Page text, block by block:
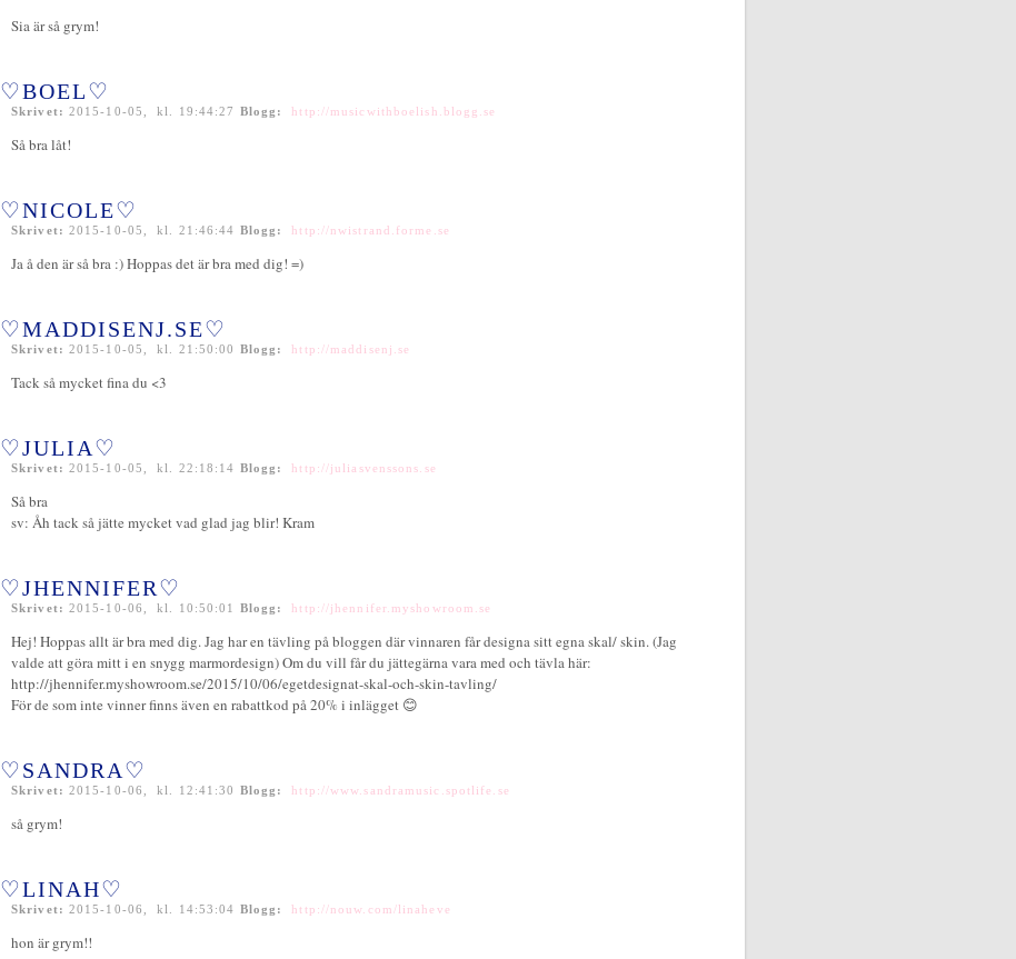
Sia är så grym!
♡BOEL♡
Skrivet: 2015-10-05, kl. 19:44:27 Blogg: http://musicwithboelish.blogg.se
Så bra låt!
♡NICOLE♡
Skrivet: 2015-10-05, kl. 21:46:44 Blogg: http://nwistrand.forme.se
Ja å den är så bra :) Hoppas det är bra med dig! =)
♡MADDISENJ.SE♡
Skrivet: 2015-10-05, kl. 21:50:00 Blogg: http://maddisenj.se
Tack så mycket fina du <3
♡JULIA♡
Skrivet: 2015-10-05, kl. 22:18:14 Blogg: http://juliasvenssons.se
Så bra
sv: Åh tack så jätte mycket vad glad jag blir! Kram
♡JHENNIFER♡
Skrivet: 2015-10-06, kl. 10:50:01 Blogg: http://jhennifer.myshowroom.se
Hej! Hoppas allt är bra med dig. Jag har en tävling på bloggen där vinnaren får designa sitt egna skal/ skin. (Jag
valde att göra mitt i en snygg marmordesign) Om du vill får du jättegärna vara med och tävla här:
http://jhennifer.myshowroom.se/2015/10/06/egetdesignat-skal-och-skin-tavling/
För de som inte vinner finns även en rabattkod på 20% i inlägget 😊
♡SANDRA♡
Skrivet: 2015-10-06, kl. 12:41:30 Blogg: http://www.sandramusic.spotlife.se
så grym!
♡LINAH♡
Skrivet: 2015-10-06, kl. 14:53:04 Blogg: http://nouw.com/linaheve
hon är grym!!